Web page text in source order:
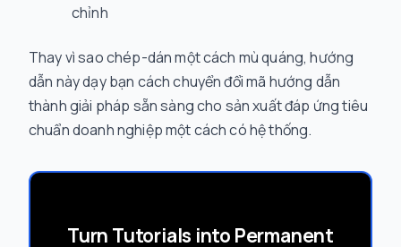
chỉnh
Thay vì sao chép-dán một cách mù quáng, hướng
dẫn này dạy bạn cách chuyển đổi mã hướng dẫn
thành giải pháp sẵn sàng cho sản xuất đáp ứng tiêu
chuẩn doanh nghiệp một cách có hệ thống.
Turn Tutorials into Permanent